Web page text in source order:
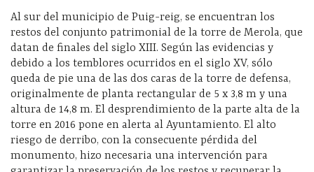
Al sur del municipio de Puig-reig, se encuentran los
restos del conjunto patrimonial de la torre de Merola, que
datan de finales del siglo XIII. Según las evidencias y
debido a los temblores ocurridos en el siglo XV, sólo
queda de pie una de las dos caras de la torre de defensa,
originalmente de planta rectangular de 5 x 3,8 m y una
altura de 14,8 m. El desprendimiento de la parte alta de la
torre en 2016 pone en alerta al Ayuntamiento. El alto
riesgo de derribo, con la consecuente pérdida del
monumento, hizo necesaria una intervención para